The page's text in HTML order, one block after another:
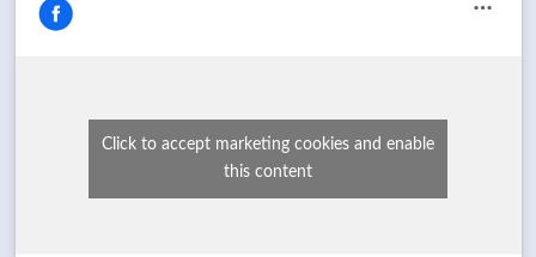
Click to accept marketing cookies and enable
this content